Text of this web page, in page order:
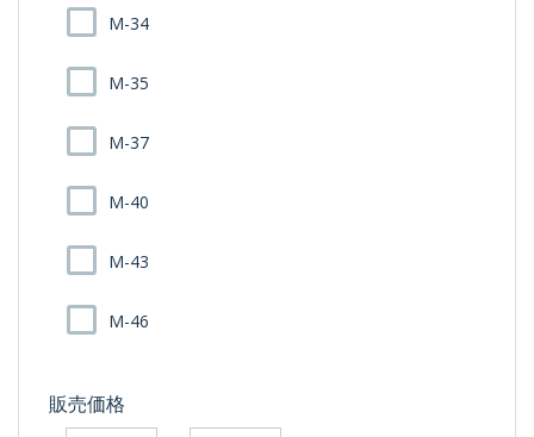
M-34
M-35
M-37
M-40
M-43
M-46
販売価格